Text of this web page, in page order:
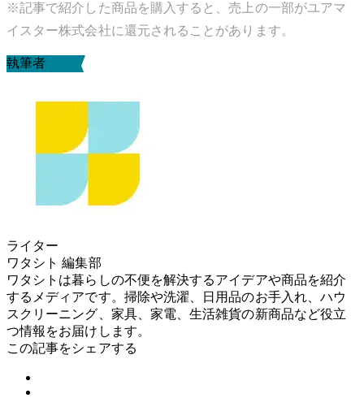
※記事で紹介した商品を購入すると、売上の一部がユアマ
イスター株式会社に還元されることがあります。
執筆者
ライター
ワタシト 編集部
ワタシトは暮らしの不便を解決するアイデアや商品を紹介
するメディアです。掃除や洗濯、日用品のお手入れ、ハウ
スクリーニング、家具、家電、生活雑貨の新商品など役立
つ情報をお届けします。
この記事をシェアする